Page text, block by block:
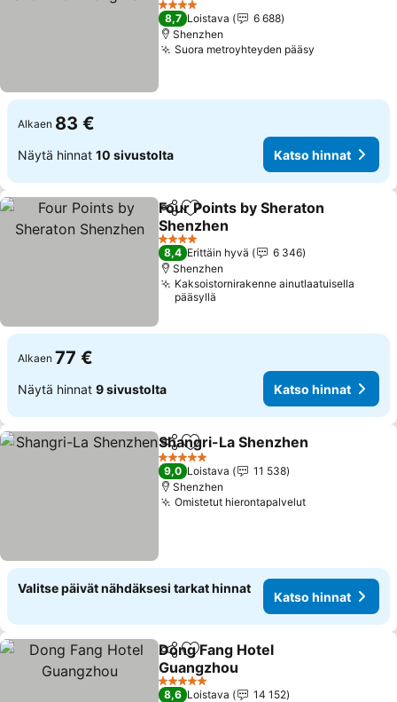
4 Tähtiluokitus
8,7 Loistava
6 688
Shenzhen
Suora metroyhteyden pääsy
Alkaen 83 €
Näytä hinnat 10 sivustolta Katso hinnat
Jaa Lisää suosikkeihin
Four Points by Sheraton
Shenzhen
4 Tähtiluokitus
8,4 Erittäin hyvä
6 346
Shenzhen
Kaksoistornirakenne ainutlaatuisella
pääsyllä
Alkaen 77 €
Näytä hinnat 9 sivustolta Katso hinnat
Jaa Lisää suosikkeihin
Shangri-La Shenzhen
5 Tähtiluokitus
9,0 Loistava
11 538
Shenzhen
Omistetut hierontapalvelut
Valitse päivät nähdäksesi tarkat hinnat
Katso hinnat
Jaa Lisää suosikkeihin
Dong Fang Hotel
Guangzhou
5 Tähtiluokitus
8,6 Loistava
14 152